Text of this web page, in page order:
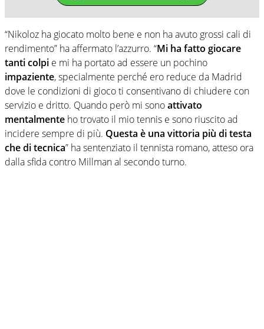
“Nikoloz ha giocato molto bene e non ha avuto grossi cali di
rendimento” ha affermato l’azzurro. “Mi ha fatto giocare
tanti colpi e mi ha portato ad essere un pochino
impaziente, specialmente perché ero reduce da Madrid
dove le condizioni di gioco ti consentivano di chiudere con
servizio e dritto. Quando però mi sonoattivato
mentalmente ho trovato il mio tennis e sono riuscito ad
incidere sempre di più. Questa è una vittoria più di testa
che di tecnica” ha sentenziato il tennista romano, atteso ora
dalla sfida contro Millman al secondo turno.